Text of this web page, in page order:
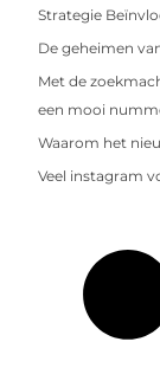
Strategie
De geheimen
Met de
een mooi
Waarom het
Veel instagram